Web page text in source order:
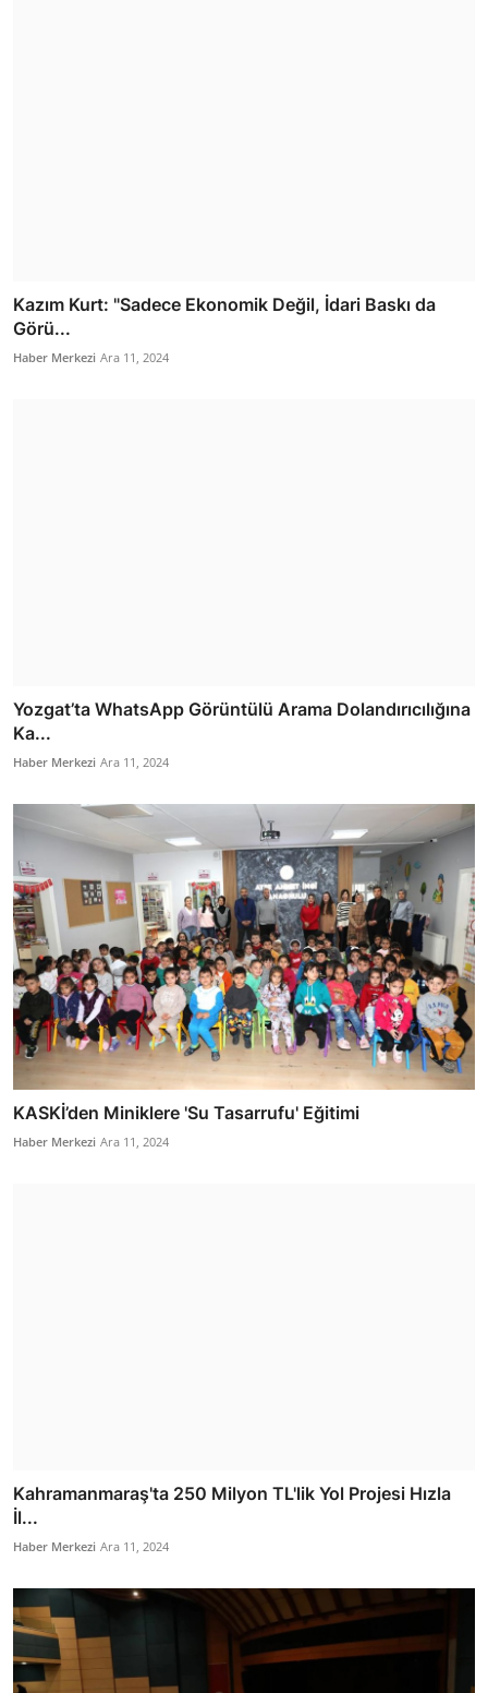
Kazım Kurt: "Sadece Ekonomik Değil, İdari Baskı da
Görü...
Haber Merkezi Ara 11, 2024
Yozgat’ta WhatsApp Görüntülü Arama Dolandırıcılığına
Ka...
Haber Merkezi Ara 11, 2024
KASKİ’den Miniklere 'Su Tasarrufu' Eğitimi
Haber Merkezi Ara 11, 2024
Kahramanmaraş'ta 250 Milyon TL'lik Yol Projesi Hızla
İl...
Haber Merkezi Ara 11, 2024